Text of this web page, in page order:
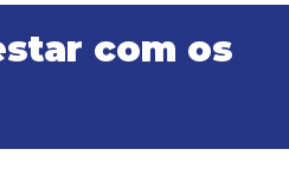
com os